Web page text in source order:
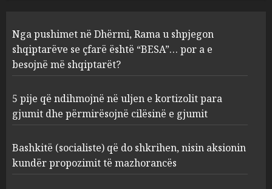
2
kortizolit para gjumit dhe
përmirësojnë cilësinë e gjumit
AUGUST 6, 2026
3
Bashkitë (socialiste) që do
shkrihen, nisin aksionin
kundër propozimit të
mazhorancës
AUGUST 6, 2026
Nga pushimet në Dhërmi, Rama u shpjegon
shqiptarëve se çfarë është “BESA”… por a e
besojnë më shqiptarët?
5 pije që ndihmojnë në uljen e kortizolit para
gjumit dhe përmirësojnë cilësinë e gjumit
Bashkitë (socialiste) që do shkrihen, nisin aksionin
kundër propozimit të mazhorancës